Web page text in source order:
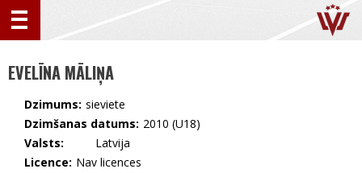
EVELĪNA MĀLIŅA
Dzimums: sieviete
Dzimšanas datums: 2010 (U18)
Valsts:
🇱🇻 Latvija
Licence: Nav licences